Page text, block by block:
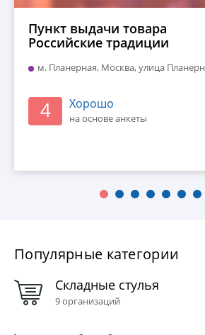
Пункт выдачи товара
Российские традиции
м. Планерная, Москва, улица
4 Хорошо
на основе анкеты
Популярные категории
Складные стулья
9 организаций